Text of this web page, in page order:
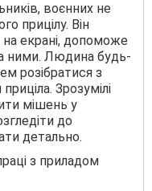
воєнних не
прицілу. Він
на екрані, допоможе
ними. Людина будь-
розібратися з
Зрозумілі
мішень у
до
детально.
з приладом